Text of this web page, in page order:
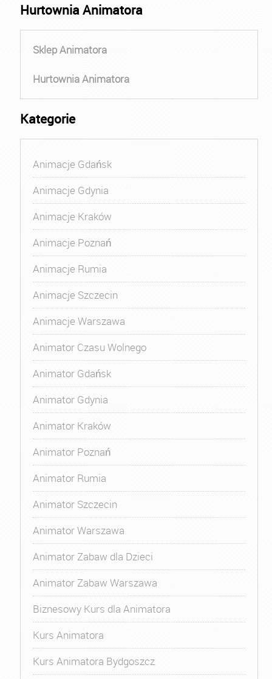
Hurtownia Animatora
Sklep Animatora
Hurtownia Animatora
Kategorie
Animacje Gdańsk
Animacje Gdynia
Animacje Kraków
Animacje Poznań
Animacje Rumia
Animacje Szczecin
Animacje Warszawa
Animator Czasu Wolnego
Animator Gdańsk
Animator Gdynia
Animator Kraków
Animator Poznań
Animator Rumia
Animator Szczecin
Animator Warszawa
Animator Zabaw dla Dzieci
Animator Zabaw Warszawa
Biznesowy Kurs dla Animatora
Kurs Animatora
Kurs Animatora Bydgoszcz